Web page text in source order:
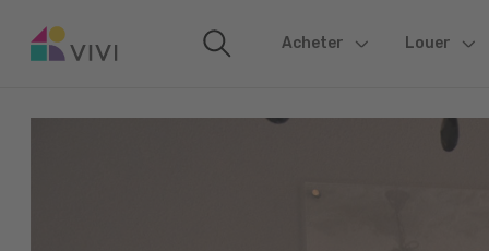
Acheter (current)Louer